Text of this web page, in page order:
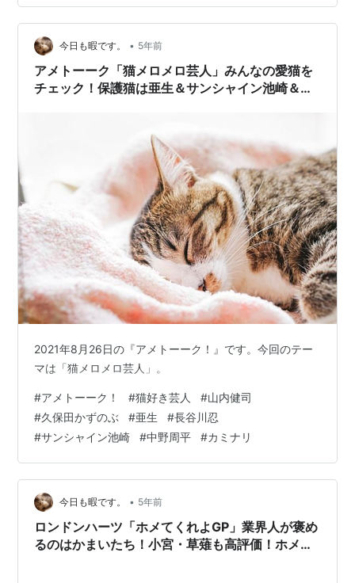
ただの総集編じゃなくて、 裏側やインタビューも見られ
る構成だったら良いのにな…っていうのは置いといて
（笑） 過去の作品でももしかしたら、本作と同じく評判
が良くて、 ファンを喜ばせるために何かやろうよ！って
働きかけがあったものの、 いわゆ…
今日も暇です。 • 5年前
アメトーーク「猫メロメロ芸人」みんなの愛猫を
チェック！保護猫は亜生＆サンシャイン池崎＆蛙
2021年8月26日の『アメトーーク！』です。今回のテー
マは「猫メロメロ芸人」。
#アメトーーク！ #猫好き芸人 #山内健司
#久保田かずのぶ #亜生 #長谷川忍
#サンシャイン池崎 #中野周平 #カミナリ
今日も暇です。 • 5年前
ロンドンハーツ「ホメてくれよGP」業界人が褒め
るのはかまいたち！小宮・草薙も高評価！ホメが